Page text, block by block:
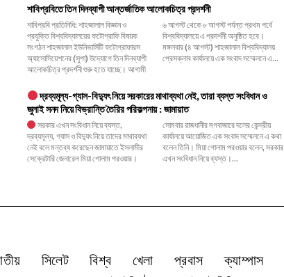
শাবিপ্রবিতে তিন দিনব্যাপী আন্তর্জাতিক আলোকচিত্র প্রদর্শনী
শাবিপ্রবি প্রতিনিধি: শাহজালাল বিজ্ঞান ও
প্রযুক্তি বিশ্ববিদ্যালয়ের ফটোগ্রাফি বিষয়ক
সংগঠন শাহজালাল ইউনিভার্সিটি ফটোগ্রাফারস
অ্যাসোসিয়েশনের (সুপা) উদ্যোগে তিন দিনব্যাপী
আলোকচিত্র প্রদর্শনী শুরু হতে যাচ্ছে। আগামী
৬ আগস্ট থেকে ৮ আগস্ট পর্যন্ত প্রথম পর্বে
বিশ্ববিদ্যালয়ে এ প্রদর্শনী অনুষ্ঠিত হবে।
মঙ্গলবার (৪ আগস্ট) শাহজালাল বিশ্ববিদ্যালয়
প্রেসক্লাব কার্যালয়ে এক সংবাদ সম্মেলনে এ...
দ্রব্যমূল্য-গ্যাস-বিদ্যুৎ নিয়ে সরকারের মাথাব্যথা নেই, তারা ব্যস্ত সংবিধান ও
জুলাই সনদ নিয়ে বিভ্রান্তি তৈরির পরিকল্পনায় : জামায়াত
সরকার এখন সংবিধান নিয়ে ব্যস্ত,
দ্রব্যমূল্য, গ্যাস ও বিদ্যুৎ নিয়ে তাদের মাথাব্যথা
নেই বলে মন্তব্য করেছেন জামায়াতে ইসলামীর
সেক্রেটারি জেনারেল মিয়া গোলাম পরওয়ার।
সোমবার রাজধানীর মগবাজারে দলের কেন্দ্রীয়
কার্যালয়ে আয়োজিত এক সংবাদ সম্মেলনে এ কথা
বলেন তিনি। মিয়া গোলাম পরওয়ার বলেন, সরকার
এখন সংবিধান নিয়ে ব্যস্ত।...
সিলেট বিশ্ব খেলা প্রবাস ক্যাম্পাস